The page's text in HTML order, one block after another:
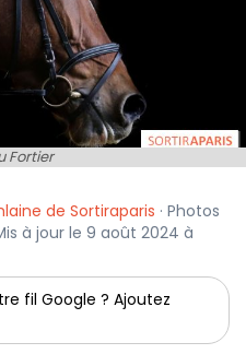
Fortier
de Sortiraparis · Photos
à jour le 9 août 2024 à
fil Google ? Ajoutez